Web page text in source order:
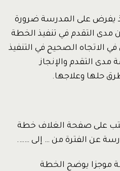
يفرض على المدرسة ضرورة
مدى التقدم في تنفيذ الخطة
الاتجاه الصحيح في التنفيذ
مدى التقدم والإنجاز
حلها وعلاجها.
على صفحة الغلاف خطة
عن الفترة من … إلى …….
موجزا يوضح الخطة